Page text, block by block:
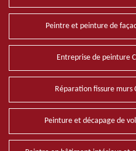
Peintre et peinture de
Entreprise de peinture
Réparation fissure murs
Peinture et décapage de